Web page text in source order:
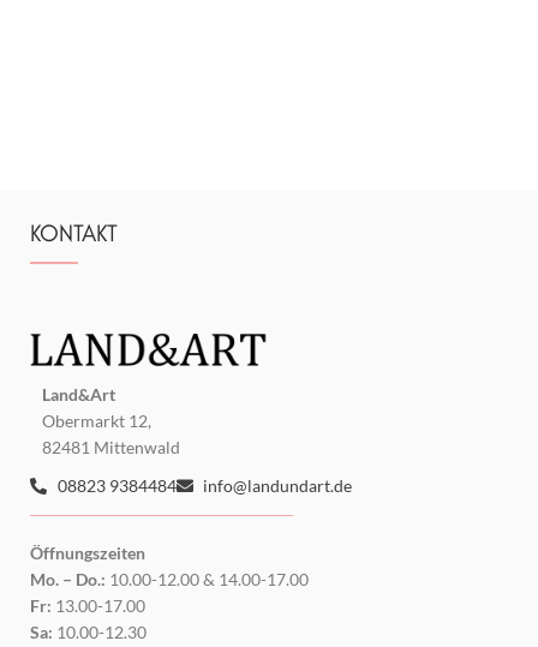
KONTAKT
Land&Art
Obermarkt 12,
82481 Mittenwald
08823 9384484
info@landundart.de
Öffnungszeiten
Mo. – Do.: 10.00-12.00 & 14.00-17.00
Fr: 13.00-17.00
Sa: 10.00-12.30